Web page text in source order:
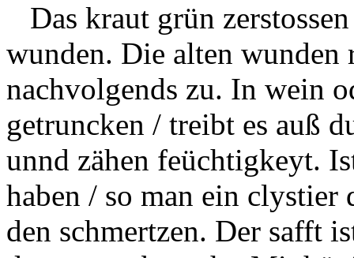
Das kraut grün
wunden. Die alten
nachvolgends zu. In wein
getruncken / treibt es auß
unnd zähen feüchtigkeyt.
haben / so man ein clystier
den schmertzen. Der safft